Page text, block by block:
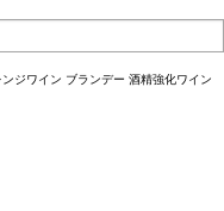
ンジワイン ブランデー 酒精強化ワイン